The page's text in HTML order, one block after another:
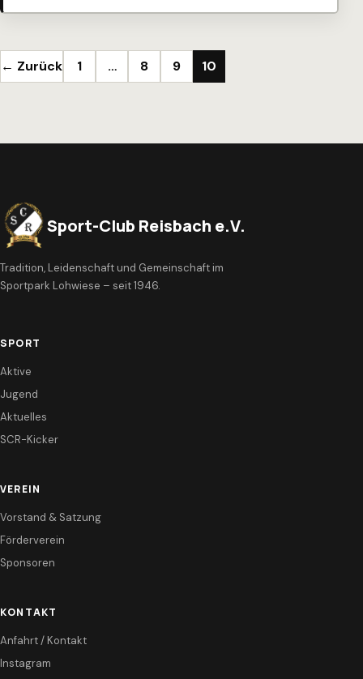
Seitennummerierung der Beiträge
← Zurück 1 … 8 9 10
Sport-Club Reisbach e.V.
Tradition, Leidenschaft und Gemeinschaft im
Sportpark Lohwiese – seit 1946.
SPORT
Aktive
Jugend
Aktuelles
SCR-Kicker
VEREIN
Vorstand & Satzung
Förderverein
Sponsoren
KONTAKT
Anfahrt / Kontakt
Instagram